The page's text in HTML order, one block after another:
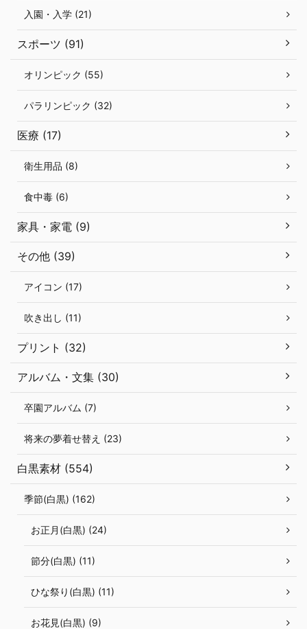
入園・入学 (21)
スポーツ (91)
オリンピック (55)
パラリンピック (32)
医療 (17)
衛生用品 (8)
食中毒 (6)
家具・家電 (9)
その他 (39)
アイコン (17)
吹き出し (11)
プリント (32)
アルバム・文集 (30)
卒園アルバム (7)
将来の夢着せ替え (23)
白黒素材 (554)
季節(白黒) (162)
お正月(白黒) (24)
節分(白黒) (11)
ひな祭り(白黒) (11)
お花見(白黒) (9)